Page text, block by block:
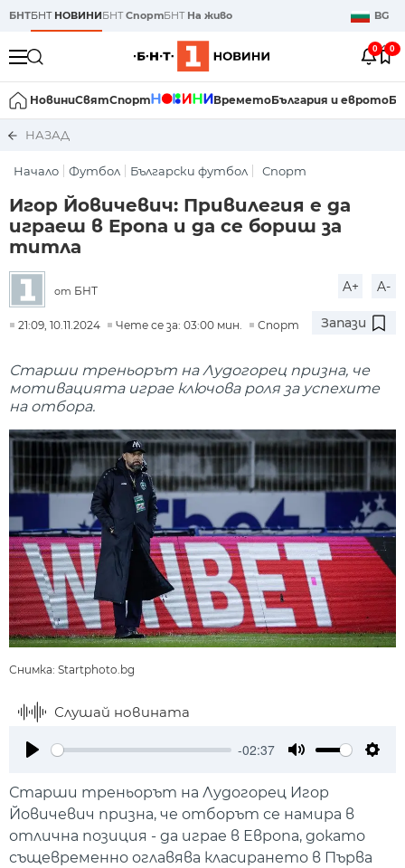
БНТБНТ НОВИНИБНТСпортБНТ На живо BG
0 0
НовиниСвятСпорт ВреметоБългария и еврото
НАЗАД
Начало Футбол Български футбол Спорт
Игор Йовичевич: Привилегия е да
играеш в Еропа и да се бориш за
титла
от БНТ A+ A-
21:09, 10.11.2024 Чете се за: 03:00 мин. Спорт Запази
Старши треньорът на Лудогорец призна, че
мотивацията играе ключова роля за успехите
на отбора.
Снимка: Startphoto.bg
Слушай новината
-02:37
Старши треньорът на Лудогорец Игор
Йовичевич призна, че отборът се намира в
отлична позиция - да играе в Европа, докато
същевременно оглавява класирането в Първа